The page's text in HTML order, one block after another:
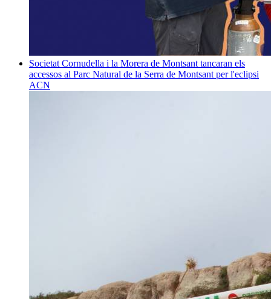
Societat Cornudella i la Morera de Montsant tancaran els
accessos al Parc Natural de la Serra de Montsant per l'eclipsi
ACN